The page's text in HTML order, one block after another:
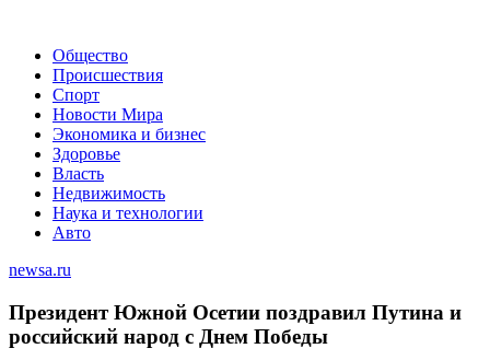
Общество
Происшествия
Спорт
Новости Мира
Экономика и бизнес
Здоровье
Власть
Недвижимость
Наука и технологии
Авто
newsa.ru
Президент Южной Осетии поздравил Путина и
российский народ с Днем Победы